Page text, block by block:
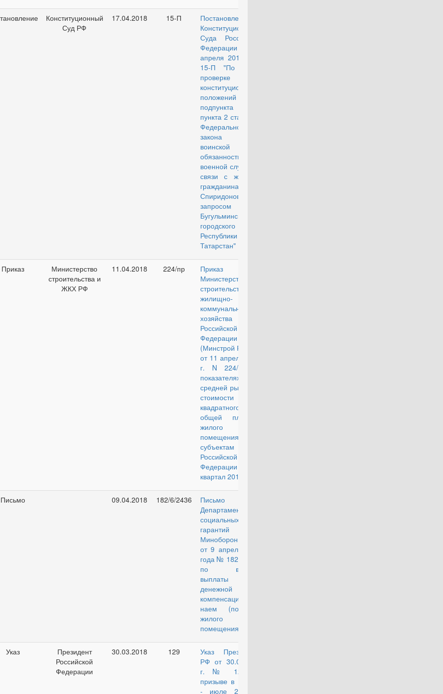
Конституционный
Суд РФ
17.04.2018 15-П
Постановление
Конституционного
Суда Российской
Федерации от 17
апреля 2018 г. N
15-П "По делу о
проверке
конституционности
положений
подпункта "а"
пункта 2 статьи 24
Федерального
закона "О
воинской
обязанности и
военной службе" в
связи с жалобой
гражданина П.А.
Спиридонова и
запросом
Бугульминского
городского суда
Республики
Татарстан"
Приказ
Министерство
строительства и
ЖКХ РФ
11.04.2018 224/пр
Приказ
Министерства
строительства и
жилищно-
коммунального
хозяйства
Российской
Федерации
(Минстрой России)
от 11 апреля 2018
г. N 224/пр "О
показателях
средней рыночной
стоимости одного
квадратного метра
общей площади
жилого
помещения по
субъектам
Российской
Федерации на II
квартал 2018 года"
Письмо 09.04.2018 182/6/2436
Письмо
Департамента
социальных
гарантий
Минобороны РФ
от 9 апреля 2018
года № 182/6/2436
по вопросу
выплаты
денежной
компенсации за
наем (поднаем)
жилого
помещения
Указ
Президент
Российской
Федерации
30.03.2018 129
Указ Президента
РФ от 30.03.2018
г. № 129 "О
призыве в апреле
- июле 2018 г.